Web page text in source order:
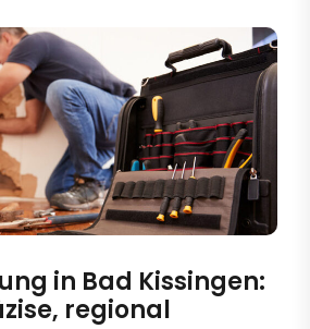
in Bad Kissingen:
regional